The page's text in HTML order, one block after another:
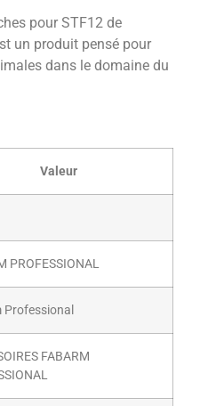
pour STF12 de
un produit pensé pour
dans le domaine du
Valeur
PROFESSIONAL
Professional
FABARM